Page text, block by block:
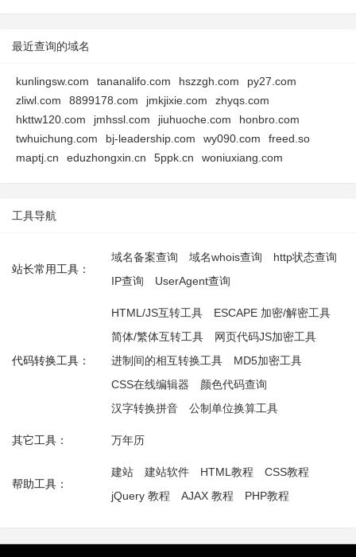
最近查询的域名
kunlingsw.com tananalifo.com hszzgh.com
py27.com
zliwl.com
8899178.com jmkjixie.com
zhyqs.com
hkttw120.com
jmhssl.com jiuhuoche.com
honbro.com
twhuichung.com
bj-leadership.com wy090.com
freed.so
maptj.cn
eduzhongxin.cn 5ppk.cn woniuxiang.com
工具导航
站长常用工具：
域名备案查询 域名whois查询
http状态查询
IP查询
UserAgent查询
代码转换工具：
HTML/JS互转工具
ESCAPE 加密/解密工具
简体/繁体互转工具
网页代码JS加密工具
进制间的相互转换工具
MD5加密工具
CSS在线编辑器
颜色代码查询
汉字转换拼音
公制单位换算工具
其它工具： 万年历
帮助工具：
建站 建站软件 HTML教程
CSS教程
jQuery 教程
AJAX 教程 PHP教程